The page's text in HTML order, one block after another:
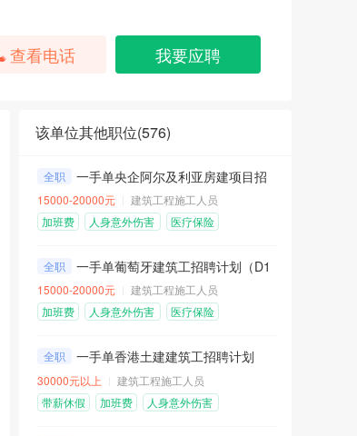
查看电话 我要应聘
该单位其他职位(576)
全职 一手单央企阿尔及利亚房建项目招聘计划
15000-20000元
建筑工程施工人员
加班费
人身意外伤害
医疗保险
全职
一手单葡萄牙建筑工招聘计划（D1工作签证）
15000-20000元
建筑工程施工人员
加班费
人身意外伤害
医疗保险
全职
一手单香港土建建筑工招聘计划
30000元以上
建筑工程施工人员
带薪休假
加班费
人身意外伤害